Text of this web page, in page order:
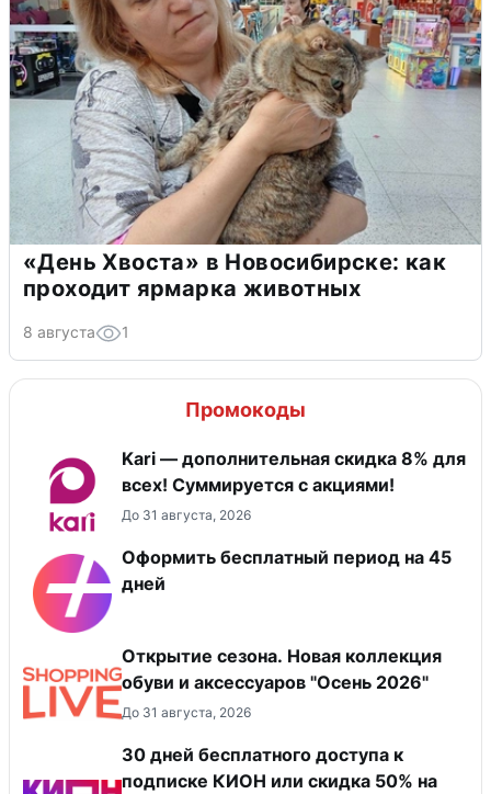
«День Хвоста» в Новосибирске: как
проходит ярмарка животных
8 августа 1
Промокоды
Kari — дополнительная скидка 8% для
всех! Суммируется с акциями!
До 31 августа, 2026
Оформить бесплатный период на 45
дней
Открытие сезона. Новая коллекция
обуви и аксессуаров "Осень 2026"
До 31 августа, 2026
30 дней бесплатного доступа к
подписке КИОН или скидка 50% на